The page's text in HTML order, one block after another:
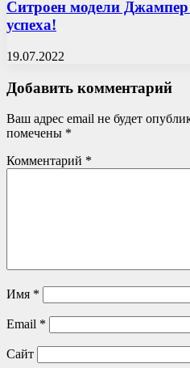
Ситроен модели
успеха!
19.07.2022
Добавить комментарий
Ваш адрес email не будет
помечены *
Комментарий *
Имя *
Email *
Сайт